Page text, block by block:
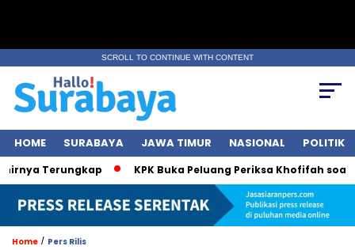
SCROLL TO CONTINUE WITH CONTENT
HOME SURABAYA JAWA TIMUR NASIONAL POLITIK
Terungkap KPK Buka Peluang Periksa Khofifah soal Dana
Home / Pers Rilis